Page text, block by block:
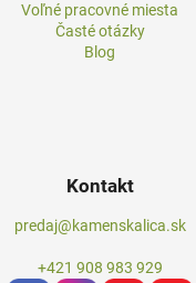
Voľné pracovné miesta
Časté otázky
Blog
Kontakt
predaj@kamenskalica.sk
+421 908 983 929